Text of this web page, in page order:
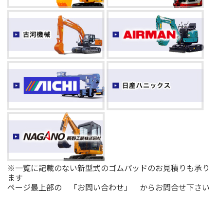
※一覧に記載のない新型式のゴムパッドのお見積りも承り
ます
ページ最上部の 「お問い合わせ」 からお問合せ下さい